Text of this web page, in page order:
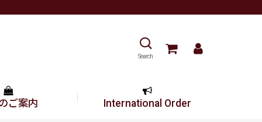
Search
ご案内 International Order